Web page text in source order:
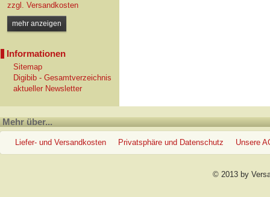
zzgl. Versandkosten
mehr anzeigen
Informationen
Sitemap
Digibib - Gesamtverzeichnis
aktueller Newsletter
Mehr über...
Liefer- und Versandkosten Privatsphäre und Datenschutz Unsere
© 2013 by